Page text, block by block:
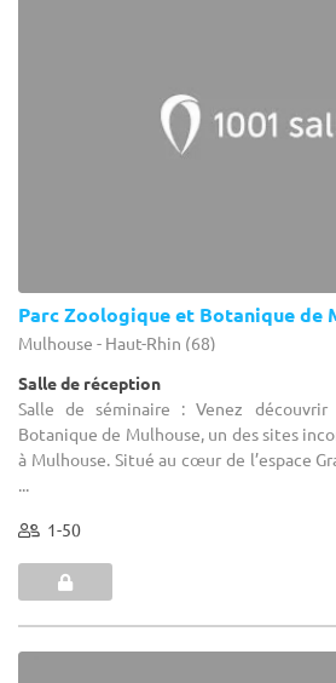
Parc Zoologique et Botanique de
Mulhouse - Haut-Rhin (68)
Salle de réception
Salle de séminaire : Venez
Botanique de Mulhouse, un des sites
à Mulhouse. Situé au cœur de l’espace
...
1-50